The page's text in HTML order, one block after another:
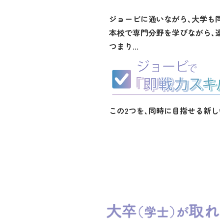
ジョービに通いながら、大学
本校で専門分野を学びながら、
つまり...
この2つを、同時に目指せる新